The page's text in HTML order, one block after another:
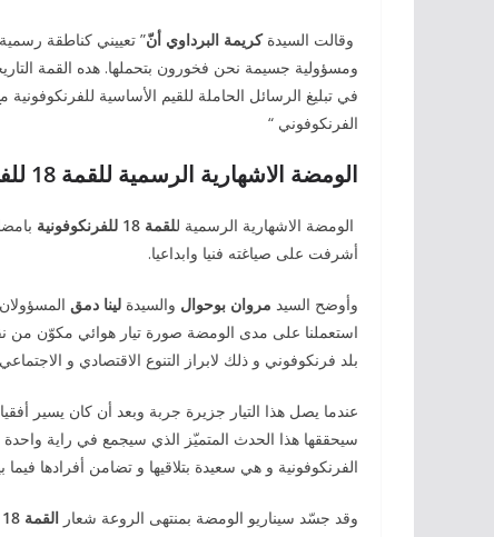
وقالت السيدةكريمة البرداوي أنّ
ومسؤولية جسيمة نحن فخورون بتحملها. هده القمة
في تبليغ الرسائل الحاملة للقيم الأساسية
الفرنكوفوني “
الومضة الاشهارية الرسمية للقمة 18 للفرنكوفونية
الومضة الاشهارية الرسمية للقمة 18 للفرنكوفونية
أشرفت على صياغته فنيا وابداعيا.
وأوضح السيد مروان بوحوال والسيدة لينا دمق
بلد فرنكوفوني و ذلك لابراز التنوع الاقتصادي و
عندما يصل هذا التيار جزيرة جربة وبعد أن كان يسير
الفرنكوفونية و هي سعيدة بتلاقيها و تضامن أفرادها فيما
وقد جسّد سيناريو الومضة بمنتهى الروعة شعار القمة 18 للفرنكوفونية بجربة